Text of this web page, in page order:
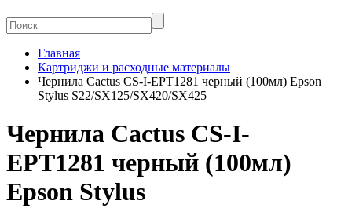
Главная
Картриджи и расходные материалы
Чернила Cactus CS-I-EPT1281 черный (100мл) Epson
Stylus S22/SX125/SX420/SX425
Чернила Cactus CS-I-
EPT1281 черный (100мл)
Epson Stylus